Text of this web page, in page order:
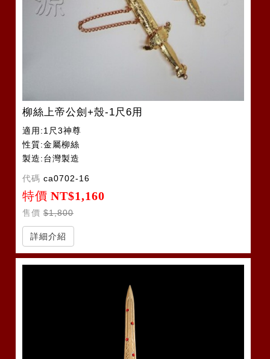
柳絲上帝公劍+殼-1尺6用
適用:1尺3神尊
性質:金屬柳絲
製造:台灣製造
代碼 ca0702-16
特價 NT$1,160
售價 $1,800
詳細介紹